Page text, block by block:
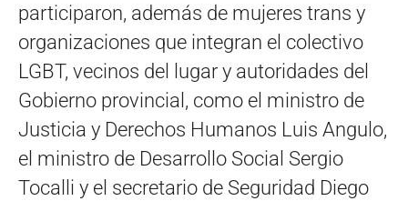
participaron, además de mujeres trans y
organizaciones que integran el colectivo
LGBT, vecinos del lugar y autoridades del
Gobierno provincial, como el ministro de
Justicia y Derechos Humanos Luis Angulo,
el ministro de Desarrollo Social Sergio
Tocalli y el secretario de Seguridad Diego